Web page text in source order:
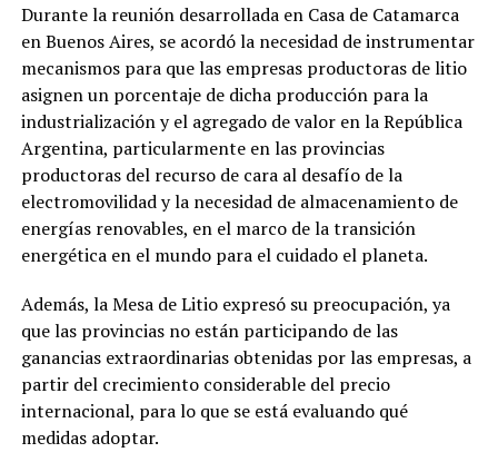
Durante la reunión desarrollada en Casa de Catamarca
en Buenos Aires, se acordó la necesidad de instrumentar
mecanismos para que las empresas productoras de litio
asignen un porcentaje de dicha producción para la
industrialización y el agregado de valor en la República
Argentina, particularmente en las provincias
productoras del recurso de cara al desafío de la
electromovilidad y la necesidad de almacenamiento de
energías renovables, en el marco de la transición
energética en el mundo para el cuidado el planeta.
Además, la Mesa de Litio expresó su preocupación, ya
que las provincias no están participando de las
ganancias extraordinarias obtenidas por las empresas, a
partir del crecimiento considerable del precio
internacional, para lo que se está evaluando qué
medidas adoptar.